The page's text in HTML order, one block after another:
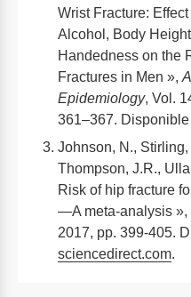
Wrist Fracture:
Alcohol, Body
Handedness on the
Fractures in Men »,
Epidemiology, Vol.
361–367.
Johnson, N.,
Thompson, J.R.,
Risk of hip fracture
—A meta-analysis »,
2017, pp. 399-405.
sciencedirect.com.